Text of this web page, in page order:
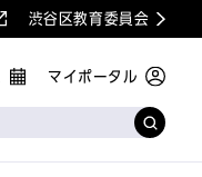
渋谷区教育委員会
マイポータル